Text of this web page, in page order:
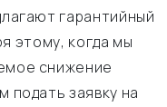
гарантийный
этому, когда мы
снижение
заявку на